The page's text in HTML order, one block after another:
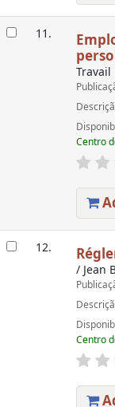
11.
Travail
Centro
12.
/ Jean
Centro